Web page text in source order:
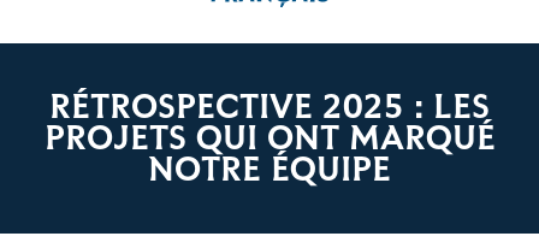
RÉTROSPECTIVE 2025 : LES
PROJETS QUI ONT MARQUÉ
NOTRE ÉQUIPE